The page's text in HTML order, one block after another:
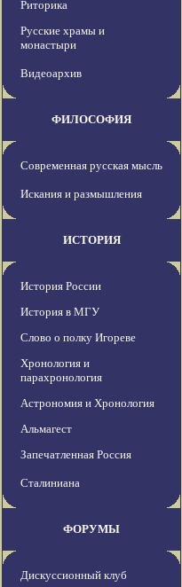
Риторика
Русские храмы и
монастыри
Видеоархив
ФИЛОСОФИЯ
Современная русская мысль
Искания и размышления
ИСТОРИЯ
История России
История в МГУ
Слово о полку Игореве
Хронология и
парахронология
Астрономия и Хронология
Альмагест
Запечатленная Россия
Сталиниана
ФОРУМЫ
Дискуссионный клуб